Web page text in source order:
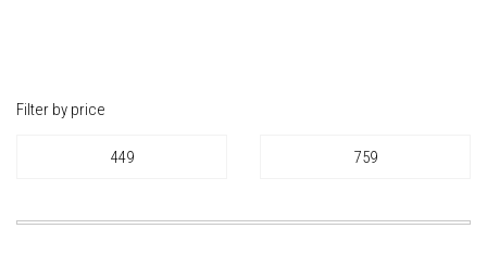
Filter by price